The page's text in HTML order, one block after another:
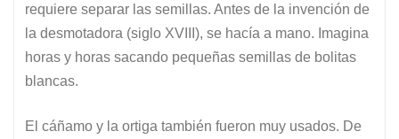
requiere separar las semillas. Antes de la invención de
la desmotadora (siglo XVIII), se hacía a mano. Imagina
horas y horas sacando pequeñas semillas de bolitas
blancas.
El cáñamo y la ortiga también fueron muy usados. De